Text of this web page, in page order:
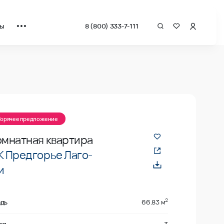
8 (800) 333-7-111
предложение
квартира
Лаго-
66.83 м2